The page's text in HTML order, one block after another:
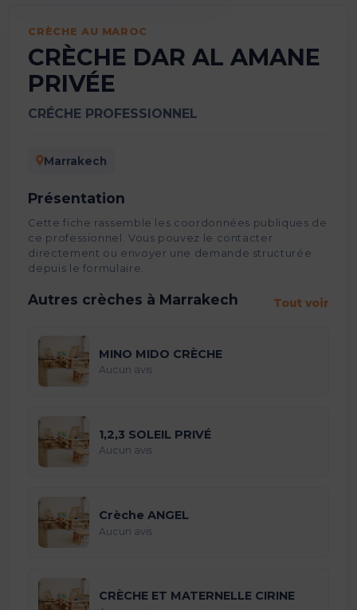
CRÈCHE AU MAROC
CRÈCHE DAR AL AMANE
PRIVÉE
CRÉCHE PROFESSIONNEL
Marrakech
Présentation
Cette fiche rassemble les coordonnées publiques de
ce professionnel. Vous pouvez le contacter
directement ou envoyer une demande structurée
depuis le formulaire.
Autres crèches à Marrakech Tout voir
MINO MIDO CRÈCHE
Aucun avis
1,2,3 SOLEIL PRIVÉ
Aucun avis
Crèche ANGEL
Aucun avis
CRÈCHE ET MATERNELLE CIRINE